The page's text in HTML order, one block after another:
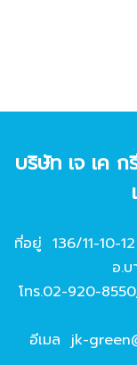
บริษัท เจ เค
ที่อยู่ 136/11-10-
อ.บ
โทร.02-920-8550
อีเมล jk-